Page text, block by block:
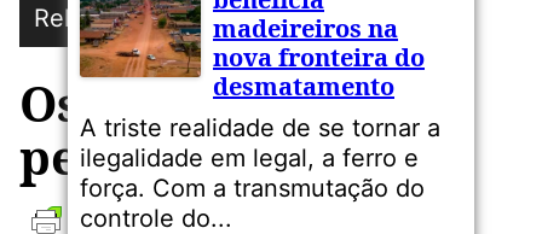
Relações Humanas
Os fantasmas
perdidos de 1964
madeireiros na
nova fronteira do
desmatamento
A triste realidade de se tornar a
ilegalidade em legal, a ferro e
força. Com a transmutação do
controle do...